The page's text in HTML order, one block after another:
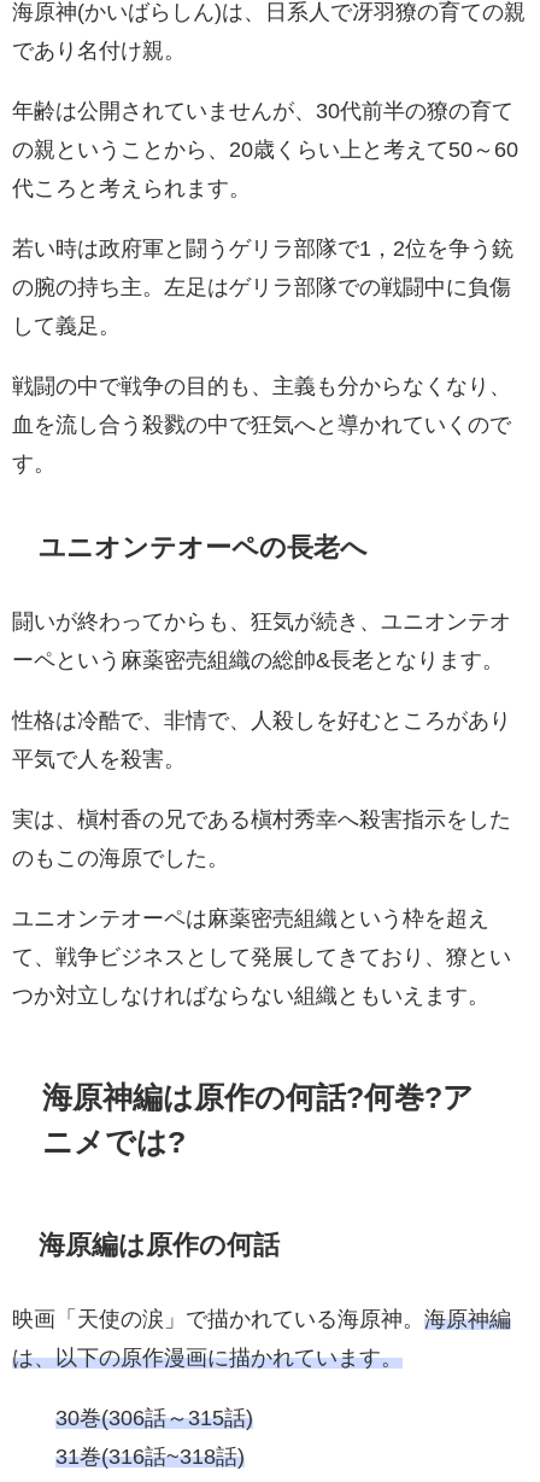
海原神(かいばらしん)は、日系人で冴羽獠の育ての親
であり名付け親。
年齢は公開されていませんが、30代前半の獠の育て
の親ということから、20歳くらい上と考えて50～60
代ころと考えられます。
若い時は政府軍と闘うゲリラ部隊で1，2位を争う銃
の腕の持ち主。左足はゲリラ部隊での戦闘中に負傷
して義足。
戦闘の中で戦争の目的も、主義も分からなくなり、
血を流し合う殺戮の中で狂気へと導かれていくので
す。
ユニオンテオーペの長老へ
闘いが終わってからも、狂気が続き、ユニオンテオ
ーペという麻薬密売組織の総帥&長老となります。
性格は冷酷で、非情で、人殺しを好むところがあり
平気で人を殺害。
実は、槇村香の兄である槇村秀幸へ殺害指示をした
のもこの海原でした。
ユニオンテオーペは麻薬密売組織という枠を超え
て、戦争ビジネスとして発展してきており、獠とい
つか対立しなければならない組織ともいえます。
海原神編は原作の何話?何巻?ア
ニメでは?
海原編は原作の何話
映画「天使の涙」で描かれている海原神。 海原神編
は、以下の原作漫画に描かれています。
30巻(306話～315話)
31巻(316話~318話)